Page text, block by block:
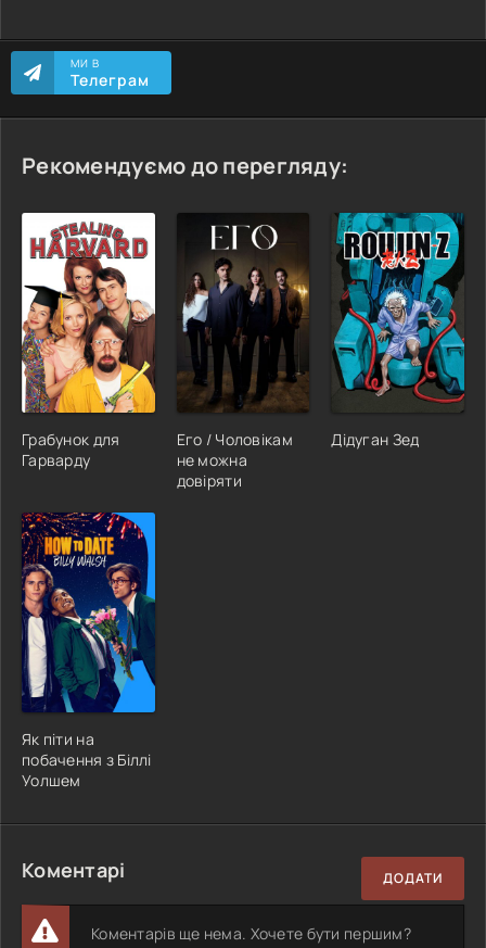
МИ В
Телеграм
Рекомендуємо до перегляду:
Грабунок для
Гарварду
Его / Чоловікам
не можна
довіряти
Дідуган Зед
Як піти на
побачення з Біллі
Уолшем
Коментарі ДОДАТИ
Коментарів ще нема. Хочете бути першим?